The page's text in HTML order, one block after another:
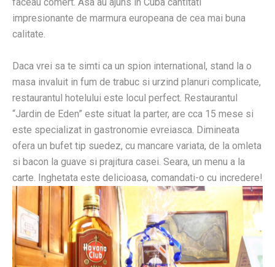
impresionante de marmura europeana de cea mai buna
calitate.
Daca vrei sa te simti ca un spion international, stand la o
masa invaluit in fum de trabuc si urzind planuri complicate,
restaurantul hotelului este locul perfect. Restaurantul
“Jardin de Eden” este situat la parter, are cca 15 mese si
este specializat in gastronomie evreiasca. Dimineata
ofera un bufet tip suedez, cu mancare variata, de la omleta
si bacon la guave si prajitura casei. Seara, un menu a la
carte. Inghetata este delicioasa, comandati-o cu incredere!